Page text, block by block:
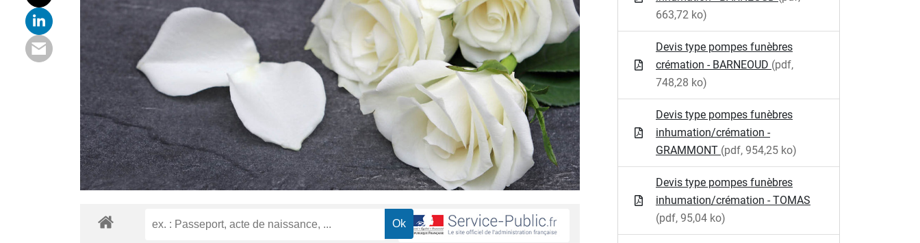
663,72 ko)
Devis type pompes funèbres
crémation - BARNEOUD (pdf,
748,28 ko)
Devis type pompes funèbres
inhumation/crémation -
GRAMMONT (pdf, 954,25 ko)
Devis type pompes funèbres
inhumation/crémation - TOMAS
(pdf, 95,04 ko)